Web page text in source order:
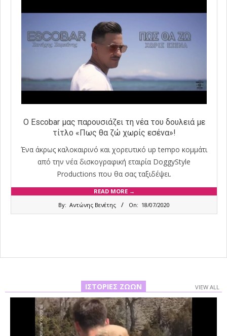
Ο Escobar μας παρουσιάζει τη νέα του δουλειά με
τίτλο «Πως θα ζώ χωρίς εσένα»!
Ένα άκρως καλοκαιρινό και χορευτικό up tempo κομμάτι
από την νέα δισκογραφική εταιρία DoggyStyle
Productions που θα σας ταξιδέψει.
READ MORE →
By: Αντώνης Βενέτης On: 18/07/2020
ΙΣΤΟΡΊΕΣ ΖΏΩΝ VIEW ALL